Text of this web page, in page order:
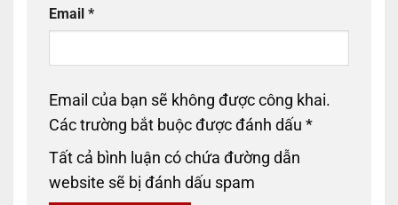
Email *
Email của bạn sẽ không được công khai.
Các trường bắt buộc được đánh dấu *
Tất cả bình luận có chứa đường dẫn
website sẽ bị đánh dấu spam